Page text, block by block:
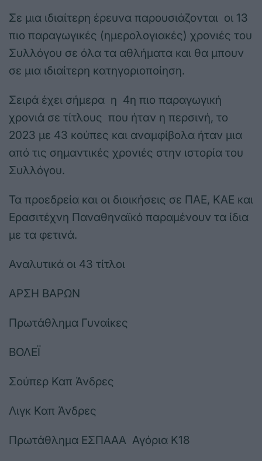
Σε μια ιδιαίτερη έρευνα παρουσιάζονται οι 13
πιο παραγωγικές (ημερολογιακές) χρονιές του
Συλλόγου σε όλα τα αθλήματα και θα μπουν
σε μια ιδιαίτερη κατηγοριοποίηση.
Σειρά έχει σήμερα η 4η πιο παραγωγική
χρονιά σε τίτλους που ήταν η περσινή, το
2023 με 43 κούπες και αναμφίβολα ήταν μια
από τις σημαντικές χρονιές στην ιστορία του
Συλλόγου.
Τα προεδρεία και οι διοικήσεις σε ΠΑΕ, ΚΑΕ και
Ερασιτέχνη Παναθηναϊκό παραμένουν τα ίδια
με τα φετινά.
Αναλυτικά οι 43 τίτλοι
ΑΡΣΗ ΒΑΡΩΝ
Πρωτάθλημα Γυναίκες
ΒΟΛΕΪ
Σούπερ Καπ Άνδρες
Λιγκ Καπ Άνδρες
Πρωτάθλημα ΕΣΠΑΑΑ Αγόρια Κ18